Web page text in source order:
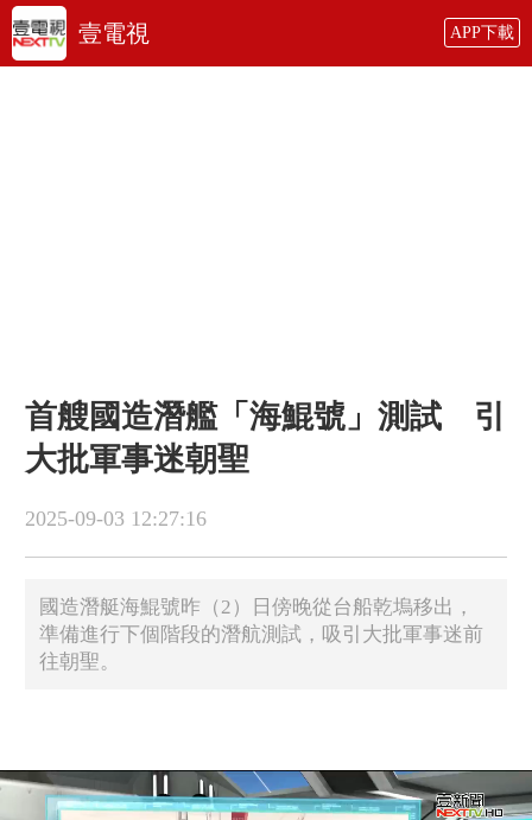
壹電視 APP下載
首艘國造潛艦「海鯤號」測試 引
大批軍事迷朝聖
2025-09-03 12:27:16
國造潛艇海鯤號昨（2）日傍晚從台船乾塢移出，
準備進行下個階段的潛航測試，吸引大批軍事迷前
往朝聖。